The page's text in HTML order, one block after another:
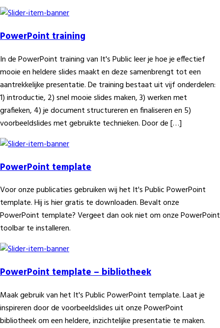
PowerPoint training
In de PowerPoint training van It's Public leer je hoe je effectief
mooie en heldere slides maakt en deze samenbrengt tot een
aantrekkelijke presentatie. De training bestaat uit vijf onderdelen:
1) introductie, 2) snel mooie slides maken, 3) werken met
grafieken, 4) je document structureren en finaliseren en 5)
voorbeeldslides met gebruikte technieken. Door de […]
PowerPoint template
Voor onze publicaties gebruiken wij het It's Public PowerPoint
template. Hij is hier gratis te downloaden. Bevalt onze
PowerPoint template? Vergeet dan ook niet om onze PowerPoint
toolbar te installeren.
PowerPoint template – bibliotheek
Maak gebruik van het It's Public PowerPoint template. Laat je
inspireren door de voorbeeldslides uit onze PowerPoint
bibliotheek om een heldere, inzichtelijke presentatie te maken.